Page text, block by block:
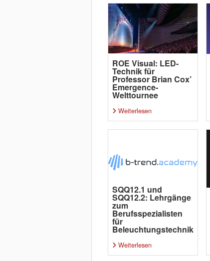
ROE Visual: LED-
Technik für
Professor Brian Cox’
Emergence-
Welttournee
Weiterlesen
SQQ12.1 und
SQQ12.2: Lehrgänge
zum
Berufsspezialisten
für
Beleuchtungstechnik
Weiterlesen